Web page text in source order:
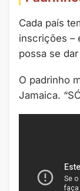
Cada país
inscrições –
possa se
O padrinho
Jamaica.